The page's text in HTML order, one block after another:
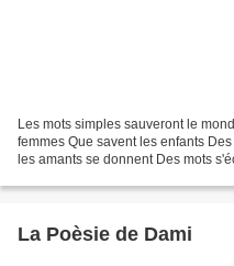
Les mots simples sauveront le
femmes Que savent les enfants
les amants se donnent Des mots
La Poèsie de Dami